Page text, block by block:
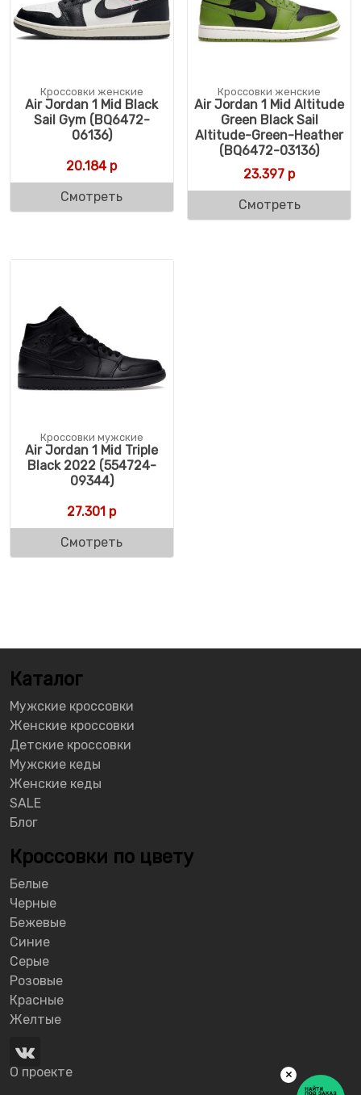
Кроссовки женские
Air Jordan 1 Mid Black
Sail Gym (BQ6472-
06136)
20.184р
Смотреть
Кроссовки женские
Air Jordan 1 Mid Altitude
Green Black Sail
Altitude-Green-Heather
(BQ6472-03136)
23.397 р
Смотреть
Кроссовки мужские
Air Jordan 1 Mid Triple
Black 2022 (554724-
09344)
27.301 р
Смотреть
Каталог
Мужские кроссовки
Женские кроссовки
Детские кроссовки
Мужские кеды
Женские кеды
SALE
Блог
Кроссовки по цвету
Белые
Черные
Бежевые
Синие
Серые
Розовые
Красные
Желтые
О проекте ×